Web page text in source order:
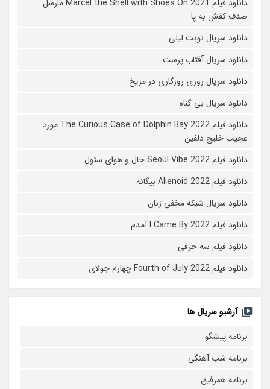
دانلود فیلم Marcel the Shell with Shoes On 2021 مارسل
صدف کفش به پا
دانلود سریال نوبت لیلی
دانلود سریال آفتاب پرست
دانلود سریال روزی روزگاری در مریخ
دانلود سریال بی گناه
دانلود فیلم The Curious Case of Dolphin Bay 2022 مورد
عجیب خلیج دلفین
دانلود فیلم Seoul Vibe 2022 حال و هوای سئول
دانلود فیلم Alienoid 2022 بیگانه
دانلود سریال شبکه مخفی زنان
دانلود فیلم I Came By 2022 آمدم
دانلود فیلم سه حرفی
دانلود فیلم Fourth of July 2022 چهارم جولای
آرشیو سریال ها
برنامه پیشگو
برنامه شب آهنگی
برنامه همرفیق